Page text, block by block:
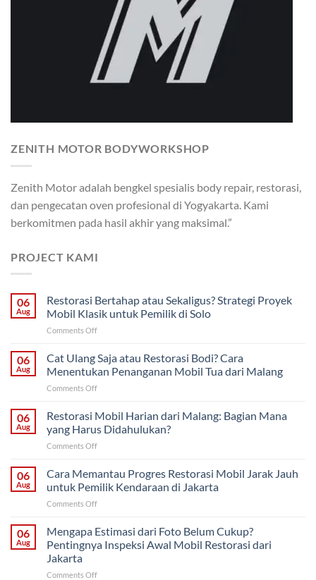
ZENITH MOTOR BODYWORKSHOP
Zenith Motor adalah bengkel spesialis body repair, restorasi,
dan pengecatan oven profesional di Yogyakarta. Kami
berkomitmen pada hasil akhir yang maksimal.”
PROJECT KAMI
06
Aug
Restorasi Bertahap atau Sekaligus? Strategi Proyek
Mobil Klasik untuk Pemilik di Solo
Comments Offon
Bertahap
atau
Sekaligus?
Strategi
Mobil
Klasik
Solo
06
Aug
Cat Ulang Saja atau Restorasi Bodi? Cara
Menentukan Penanganan Mobil Tua dari Malang
Comments Offon
Ulang
atau
Restorasi
Cara
Menentukan
dari
Malang
06
Aug
Restorasi Mobil Harian dari Malang: Bagian Mana
yang Harus Didahulukan?
Comments Offon
Mobil
dari
Malang:
Mana
yang
06
Aug
Cara Memantau Progres Restorasi Mobil Jarak Jauh
untuk Pemilik Kendaraan di Jakarta
Comments Offon
Memantau
Restorasi
Jarak
06
Aug
Mengapa Estimasi dari Foto Belum Cukup?
Pentingnya Inspeksi Awal Mobil Restorasi dari
Jakarta
Comments Offon